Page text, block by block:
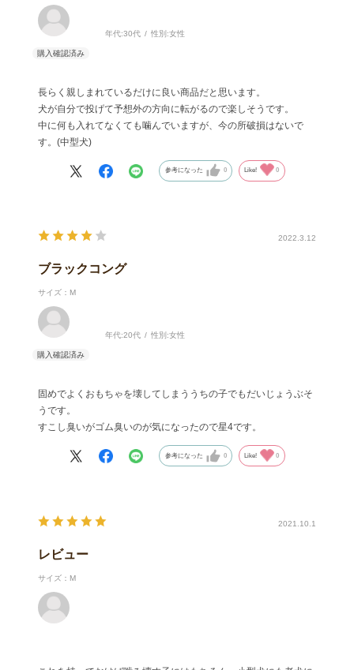
年代:30代 性別:女性
長らく親しまれているだけに良い商品だと思います。
犬が自分で投げて予想外の方向に転がるので楽しそうです。
中に何も入れてなくても噛んでいますが、今の所破損はないで
す。(中型犬)
参考になった 0 Like! 0
2022.3.12
ブラックコング
サイズ：M
年代:20代 性別:女性
固めでよくおもちゃを壊してしまううちの子でもだいじょうぶそ
うです。
すこし臭いがゴム臭いのが気になったので星4です。
参考になった 0 Like! 0
2021.10.1
レビュー
サイズ：M